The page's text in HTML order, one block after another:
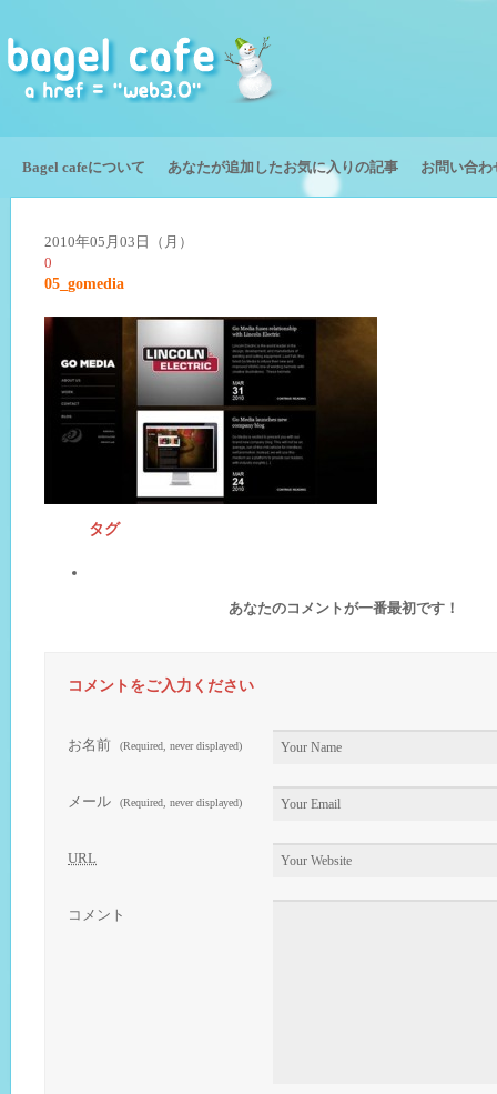
Bagel cafeについて あなたが追加したお気に入りの記事 お問い合わ
2010年05月03日（月）
0
05_gomedia
タグ
あなたのコメントが一番最初です！
コメントをご入力ください
お名前 (Required, never displayed)
メール (Required, never displayed)
URL
コメント